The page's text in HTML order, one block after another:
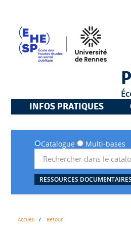
INFOS PRATIQUES
Catalogue Multi-bases
RESSOURCES
Accueil Retour